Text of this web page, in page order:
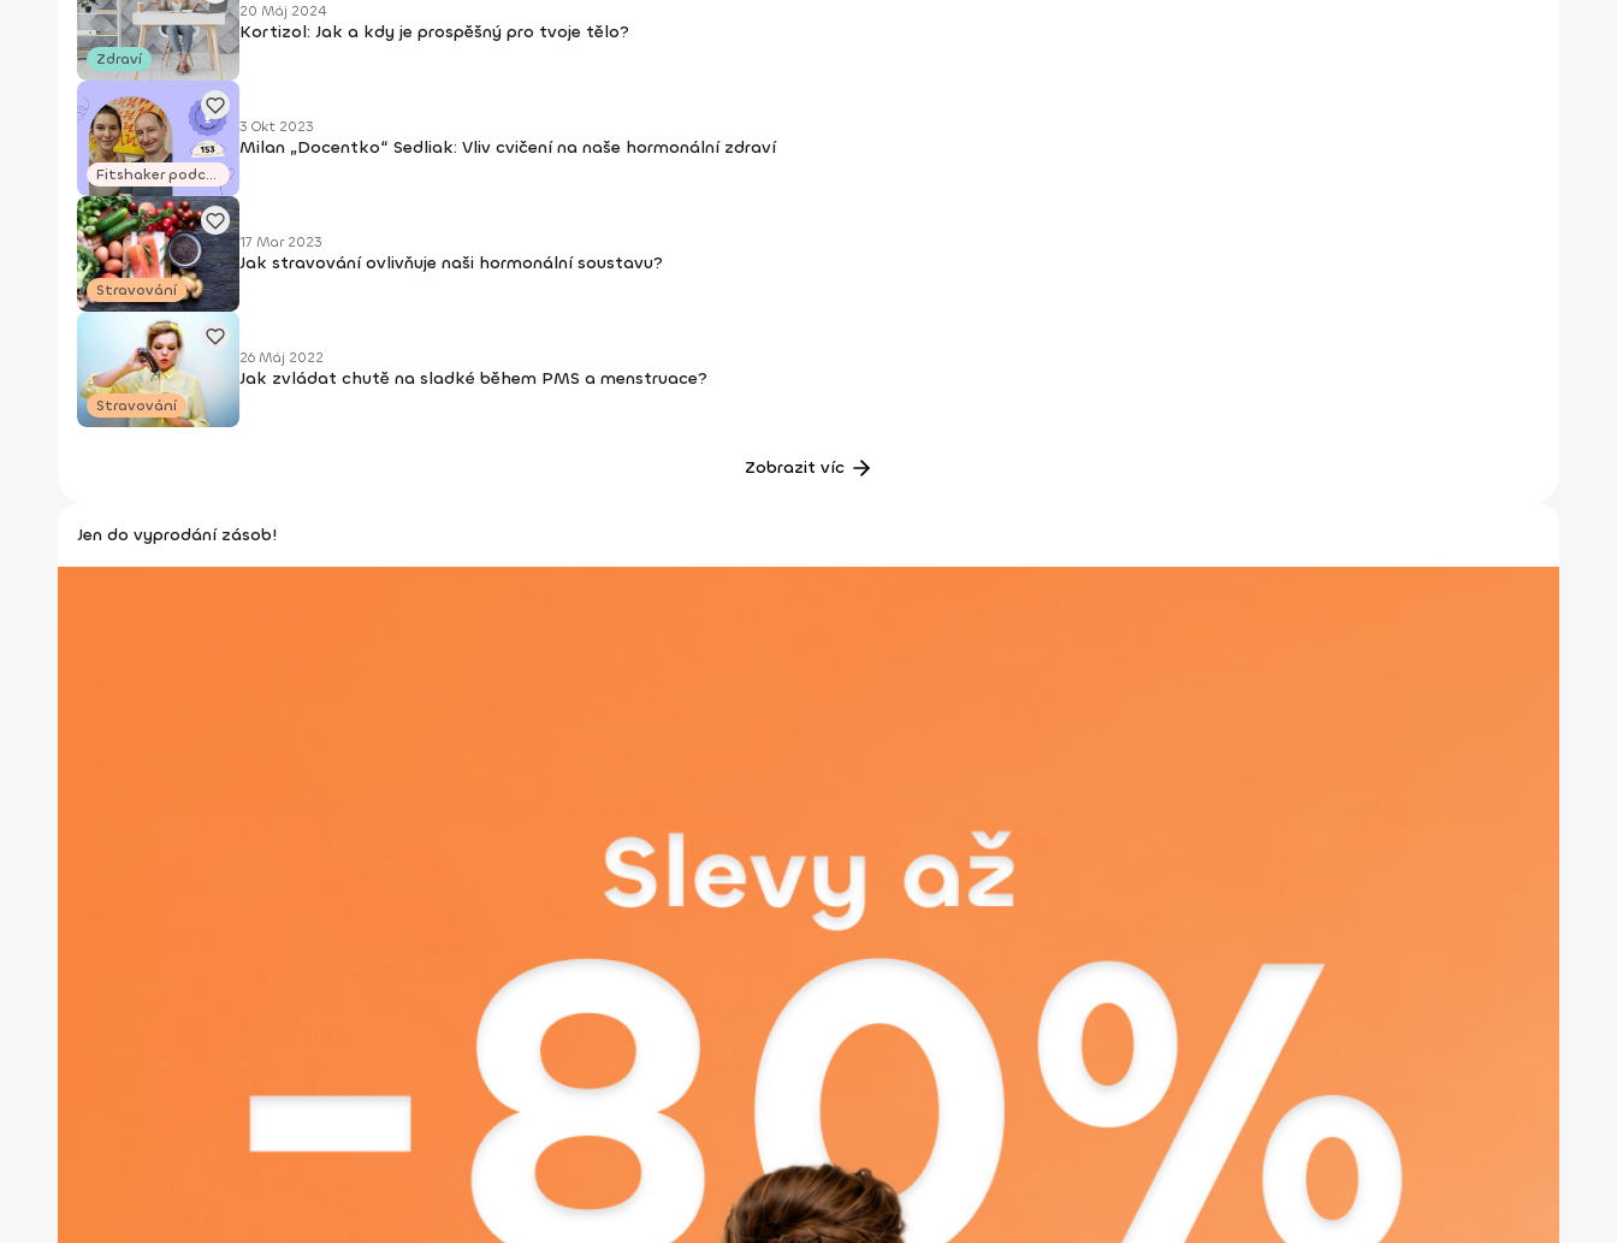
Zdraví
20 Máj 2024
Kortizol: Jak a kdy je prospěšný pro tvoje tělo?
Fitshaker podcasty
3 Okt 2023
Milan „Docentko“ Sedliak: Vliv cvičení na naše hormonální zdraví
Stravování
17 Mar 2023
Jak stravování ovlivňuje naši hormonální soustavu?
Stravování
26 Máj 2022
Jak zvládat chutě na sladké během PMS a menstruace?
Zobrazit víc
Jen do vyprodání zásob!